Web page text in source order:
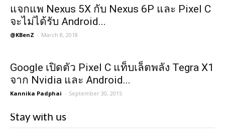
แจกแพ Nexus 5X กับ Nexus 6P และ Pixel C
จะไม่ได้รับ Android...
@KBenZ - March 8, 2018
Google เปิดตัว Pixel C แท็บเล็ตพลัง Tegra X1
จาก Nvidia และ Android...
Kannika Padphai - September 30, 2015
Stay with us